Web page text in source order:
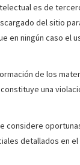
es de
del sitio
en ningún caso el
de los
una
considere
detallados en